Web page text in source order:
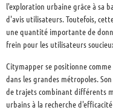
l'exploration urbaine grâce à sa
d'avis utilisateurs. Toutefois,
une quantité importante de
frein pour les utilisateurs
Citymapper se positionne
dans les grandes métropoles.
de trajets combinant différents
urbains à la recherche